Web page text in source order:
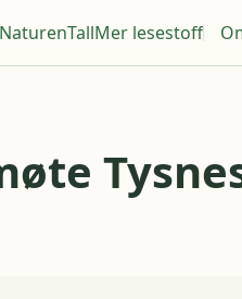
NaturenTallMer lesestoff